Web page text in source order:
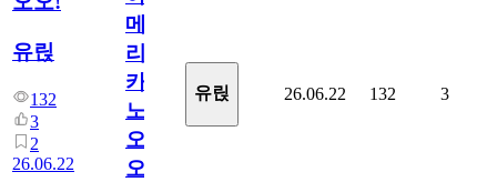
유릱
132
3
2
26.06.22
메
리
카
노
오
오!
유릱 26.06.22 132 3